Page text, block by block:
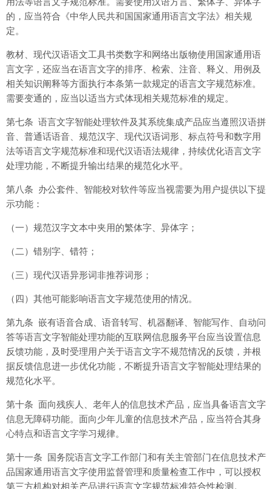
用法等语言文字规范标准。需要使用汉语方言、繁体字、异体字
的，应当符合《中华人民共和国国家通用语言文字法》相关规
定。
教材、现代汉语语文工具书类数字和网络出版物使用国家通用语
言文字，还应当在语言文字的排序、检索、注音、释义、用例及
相关知识阐释等方面执行本条第一款规定的语言文字规范标准。
需要变通的，应当以适当方式体现相关规范标准的规定。
第七条 语言文字智能处理软件及其系统集成产品应当遵照汉语拼
音、普通话语音、规范汉字、现代汉语词形、标点符号和数字用
法等语言文字规范标准和现代汉语语法规律，持续优化语言文字
处理功能，不断提升输出结果的规范化水平。
第八条 办公套件、智能校对软件等应当视需要为用户提供以下提
示功能：
（一）规范汉字文本中夹用的繁体字、异体字；
（二）错别字、错符；
（三）现代汉语异形词非推荐词形；
（四）其他可能影响语言文字规范使用的情况。
第九条 嵌有语音合成、语音转写、机器翻译、智能写作、自动问
答等语言文字智能处理功能的互联网信息服务平台应当设置信息
反馈功能，及时受理用户关于语言文字不规范情况的反馈，并根
据反馈信息进一步优化功能，不断提升语言文字智能处理结果的
规范化水平。
第十条 面向残疾人、老年人的信息技术产品，应当具备语言文字
信息无障碍功能。面向少年儿童的信息技术产品，应当符合其身
心特点和语言文字学习规律。
第十一条 国务院语言文字工作部门和有关主管部门在信息技术产
品国家通用语言文字使用监督管理和质量检查工作中，可以授权
第三方机构对相关产品进行语言文字规范标准符合性检测。